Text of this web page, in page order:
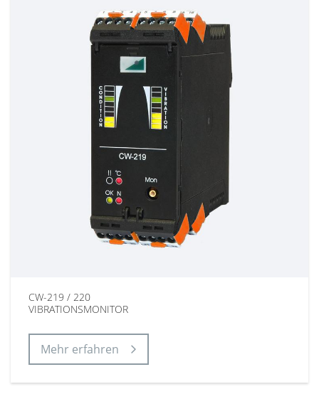
CW-219 / 220
VIBRATIONSMONITOR
Mehr erfahren